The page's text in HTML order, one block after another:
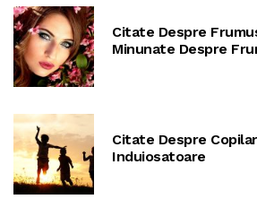
Citate Despre
Minunate Despre
Citate Despre
Induiosatoare